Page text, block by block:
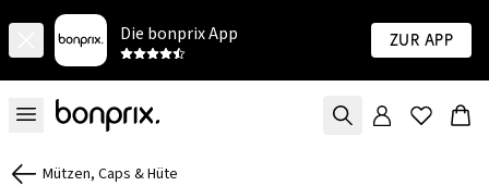
Die bonprix App Zur App
Mützen, Caps & Hüte